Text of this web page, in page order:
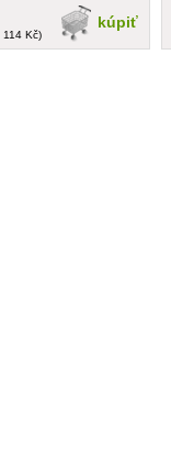
kúpiť
114 Kč)